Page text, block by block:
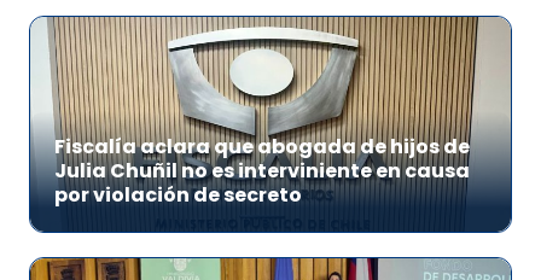
Fiscalía aclara que abogada de hijos de
Julia Chuñil no es interviniente en causa
por violación de secreto